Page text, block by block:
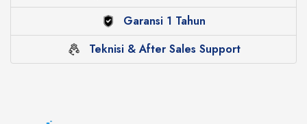
Garansi 1 Tahun
Teknisi & After Sales Support